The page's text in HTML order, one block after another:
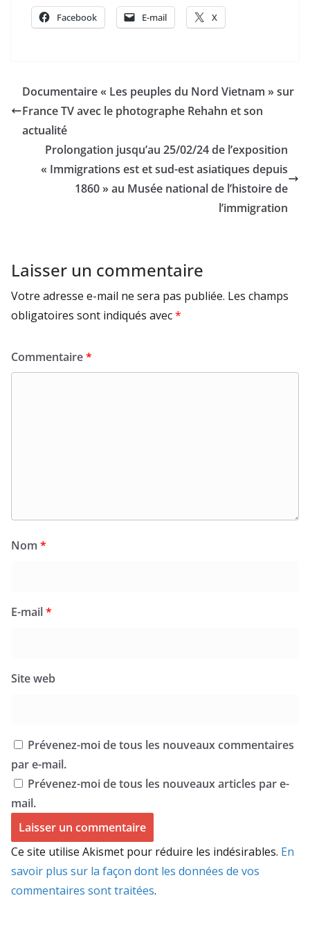
Facebook E-mail X
Documentaire « Les peuples du Nord Vietnam » sur
France TV avec le photographe Rehahn et son
actualité
Prolongation jusqu’au 25/02/24 de l’exposition
« Immigrations est et sud-est asiatiques depuis
1860 » au Musée national de l’histoire de
l’immigration
Laisser un commentaire
Votre adresse e-mail ne sera pas publiée. Les champs
obligatoires sont indiqués avec*
Commentaire*
Nom *
E-mail*
Site web
Prévenez-moi de tous les nouveaux commentaires
par e-mail.
Prévenez-moi de tous les nouveaux articles par e-
mail.
Ce site utilise Akismet pour réduire les indésirables. En
savoir plus sur la façon dont les données de vos
commentaires sont traitées.